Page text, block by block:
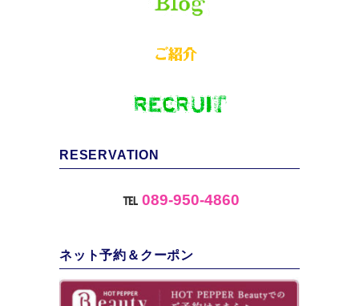
RESERVATION
℡ 089-950-4860
ネット予約＆クーポン